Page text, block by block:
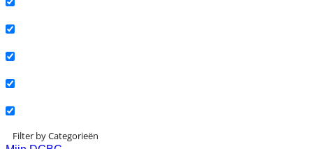
Filter by Categorieën